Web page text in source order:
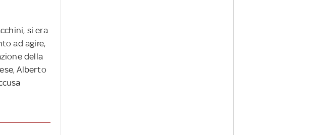
si era
ad agire,
della
Alberto